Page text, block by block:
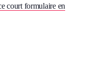
court formulaire en